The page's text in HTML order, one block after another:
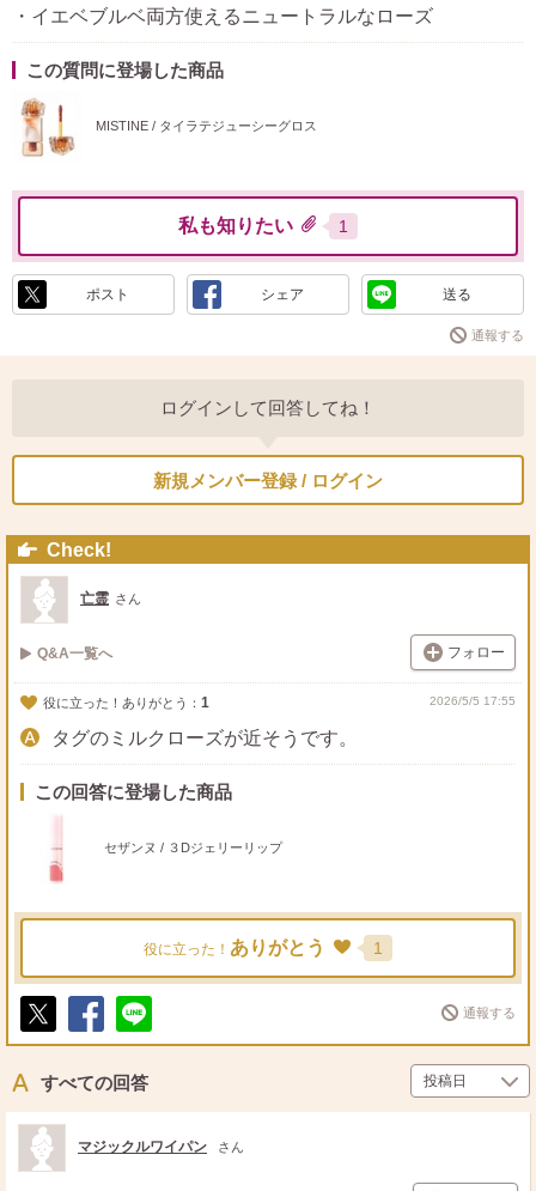
・イエベブルベ両方使えるニュートラルなローズ
この質問に登場した商品
MISTINE / タイラテジューシーグロス
私も知りたい 1
ポスト シェア 送る
通報する
ログインして回答してね！
新規メンバー登録 / ログイン
Check!
亡霊 さん
Q&A一覧へ フォロー
役に立った！ありがとう： 1 2026/5/5 17:55
タグのミルクローズが近そうです。
この回答に登場した商品
セザンヌ / ３Dジェリーリップ
役に立った！ ありがとう 1
ポ
ト
シ
ア
送
通報する
すべての回答
マジックルワイパン さん